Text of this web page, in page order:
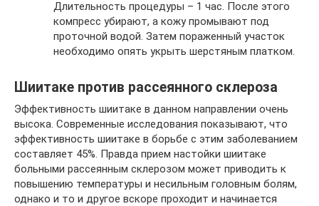
Длительность процедуры – 1 час. После этого
компресс убирают, а кожу промывают под
проточной водой. Затем пораженный участок
необходимо опять укрыть шерстяным платком.
Шиитаке против рассеянного склероза
Эффективность шиитаке в данном направлении очень
высока. Современные исследования показывают, что
эффективность шиитаке в борьбе с этим заболеванием
составляет 45%. Правда прием настойки шиитаке
больными рассеянным склерозом может приводить к
повышению температуры и несильным головным болям,
однако и то и другое вскоре проходит и начинается